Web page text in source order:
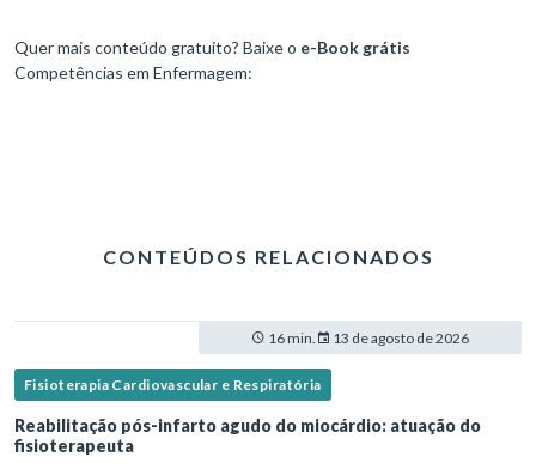
Quer mais conteúdo gratuito? Baixe o e-Book grátis
Competências em Enfermagem:
CONTEÚDOS RELACIONADOS
16 min. 13 de agosto de 2026
Fisioterapia Cardiovascular e Respiratória
Reabilitação pós-infarto agudo do miocárdio: atuação do
fisioterapeuta